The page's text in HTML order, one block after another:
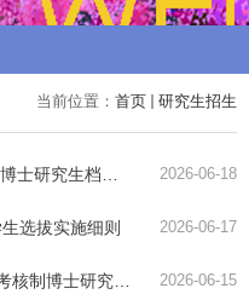
当前位置： 首页 研究生招生
2026-06-18
选拔实施细则 2026-06-17
2026-06-15